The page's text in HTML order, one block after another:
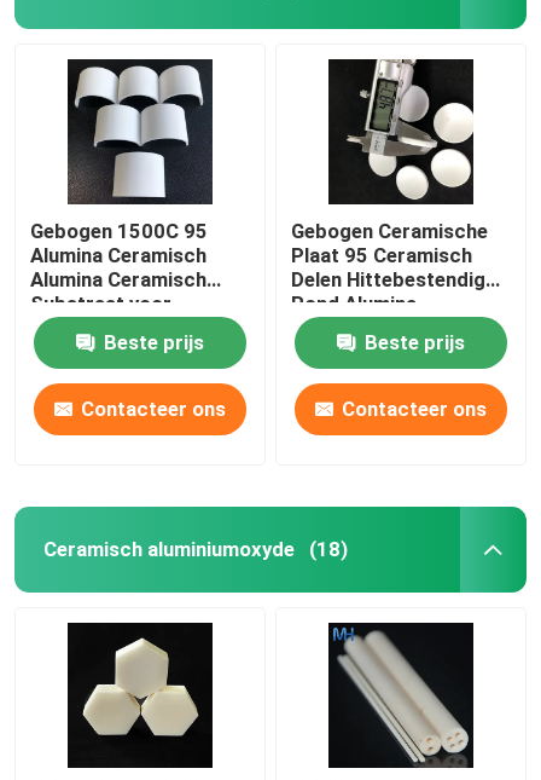
Gebogen 1500C 95
Alumina Ceramisch
Alumina Ceramisch
Substraat voor
IsolatieHittebestendigheid
Beste prijs
Contacteer ons
Gebogen Ceramische
Plaat 95 Ceramisch
Delen Hittebestendig
Rond Alumina
Substraat
Beste prijs
Contacteer ons
Ceramisch aluminiumoxyde (18)